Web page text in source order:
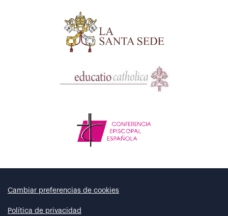
Cambiar preferencias de cookies
Política de privacidad